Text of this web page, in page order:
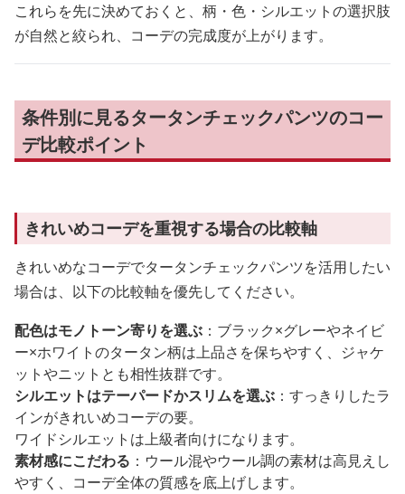
これらを先に決めておくと、柄・色・シルエットの選択肢
が自然と絞られ、コーデの完成度が上がります。
条件別に見るタータンチェックパンツのコー
デ比較ポイント
きれいめコーデを重視する場合の比較軸
きれいめなコーデでタータンチェックパンツを活用したい
場合は、以下の比較軸を優先してください。
配色はモノトーン寄りを選ぶ ：ブラック×グレーやネイビ
ー×ホワイトのタータン柄は上品さを保ちやすく、ジャケ
ットやニットとも相性抜群です。
シルエットはテーパードかスリムを選ぶ ：すっきりしたラ
インがきれいめコーデの要。
ワイドシルエットは上級者向けになります。
素材感にこだわる ：ウール混やウール調の素材は高見えし
やすく、コーデ全体の質感を底上げします。